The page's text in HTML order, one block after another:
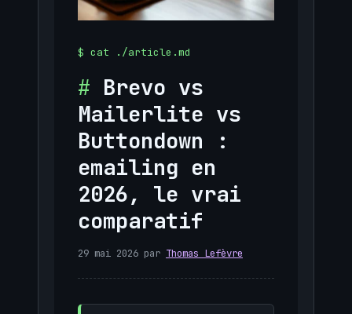
Brevo vs
Mailerlite vs
Buttondown :
emailing en
2026, le vrai
comparatif
29 mai 2026 par Thomas Lefèvre